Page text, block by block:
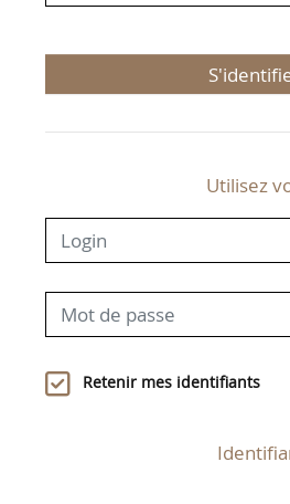
Utilisez
Retenir mes identifiants